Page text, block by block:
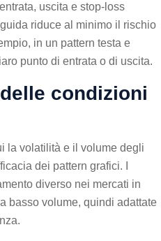
uscita e stop-loss
riduce al minimo il rischio
in un pattern testa e
punto di entrata o di uscita.
condizioni
la volatilità e il volume degli
dei pattern grafici. I
diverso nei mercati in
basso volume, quindi adattate